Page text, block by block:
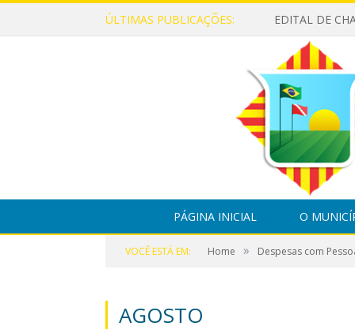
ÚLTIMAS PUBLICAÇÕES:
PÁGINA INICIAL O
VOCÊ ESTÁ EM: Home » Despesas com
AGOSTO